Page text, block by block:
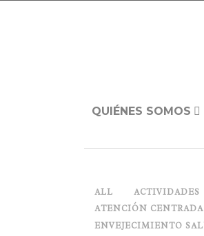
QUIÉNES SOMOS
ALL ACTIVIDADES
ATENCIÓN
ENVEJECIMIENTO